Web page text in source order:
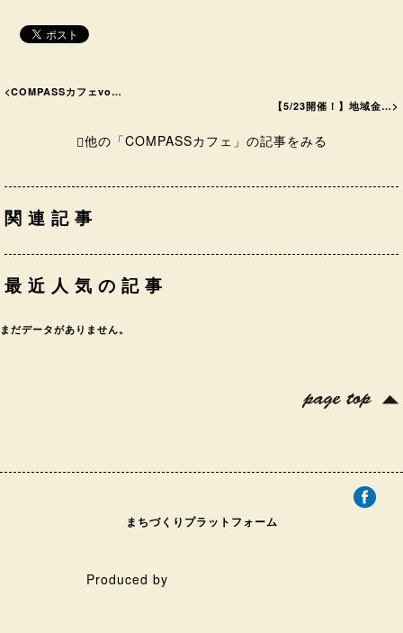
<COMPASSカフェvo…
【5/23開催！】地域金… >
他の「COMPASSカフェ」の記事をみる
関連記事
最近人気の記事
まだデータがありません。
まちづくりプラットフォーム
Produced by